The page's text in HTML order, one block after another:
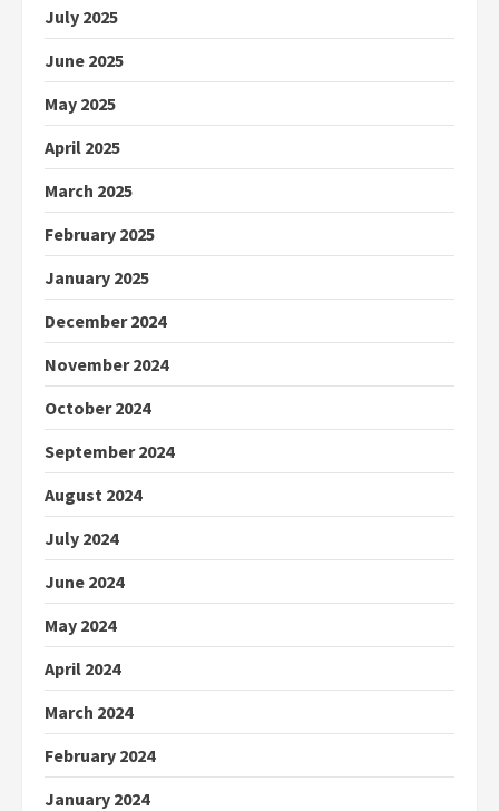
July 2025
June 2025
May 2025
April 2025
March 2025
February 2025
January 2025
December 2024
November 2024
October 2024
September 2024
August 2024
July 2024
June 2024
May 2024
April 2024
March 2024
February 2024
January 2024